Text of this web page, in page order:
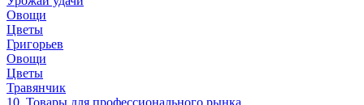
Овощи
Цветы
Григорьев
Овощи
Цветы
Травянчик
10. Товары для профессионального рынка